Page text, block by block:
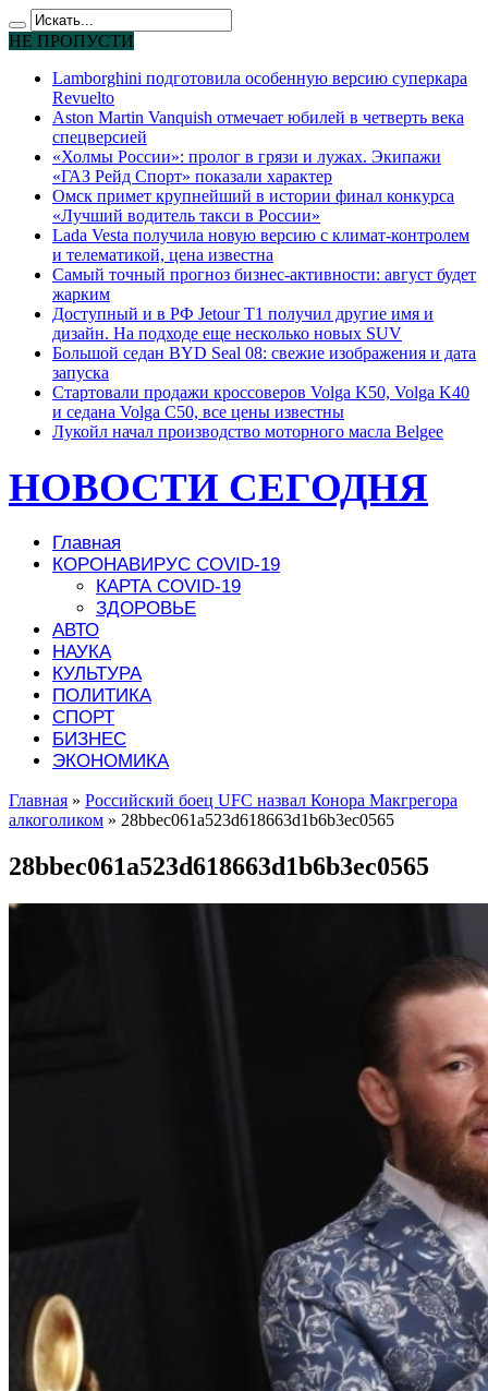
НЕ ПРОПУСТИ
Lamborghini подготовила особенную версию суперкара
Revuelto
Aston Martin Vanquish отмечает юбилей в четверть века
спецверсией
«Холмы России»: пролог в грязи и лужах. Экипажи
«ГАЗ Рейд Спорт» показали характер
Омск примет крупнейший в истории финал конкурса
«Лучший водитель такси в России»
Lada Vesta получила новую версию с климат-контролем
и телематикой, цена известна
Самый точный прогноз бизнес-активности: август будет
жарким
Доступный и в РФ Jetour T1 получил другие имя и
дизайн. На подходе еще несколько новых SUV
Большой седан BYD Seal 08: свежие изображения и дата
запуска
Стартовали продажи кроссоверов Volga K50, Volga K40
и седана Volga C50, все цены известны
Лукойл начал производство моторного масла Belgee
НОВОСТИ СЕГОДНЯ
Главная
КОРОНАВИРУС COVID-19
КАРТА COVID-19
ЗДОРОВЬЕ
АВТО
НАУКА
КУЛЬТУРА
ПОЛИТИКА
СПОРТ
БИЗНЕС
ЭКОНОМИКА
Главная » Российский боец UFC назвал Конора Макгрегора
алкоголиком » 28bbec061a523d618663d1b6b3ec0565
28bbec061a523d618663d1b6b3ec0565